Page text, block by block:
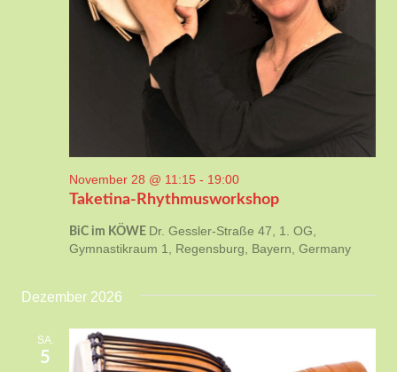
Taketina-Rhythmusworkshop
November 28 @ 11:15 - 19:00
BiC im KÖWE Dr. Gessler-Straße 47, 1. OG,
Gymnastikraum 1, Regensburg, Bayern, Germany
Dezember 2026
SA.
5